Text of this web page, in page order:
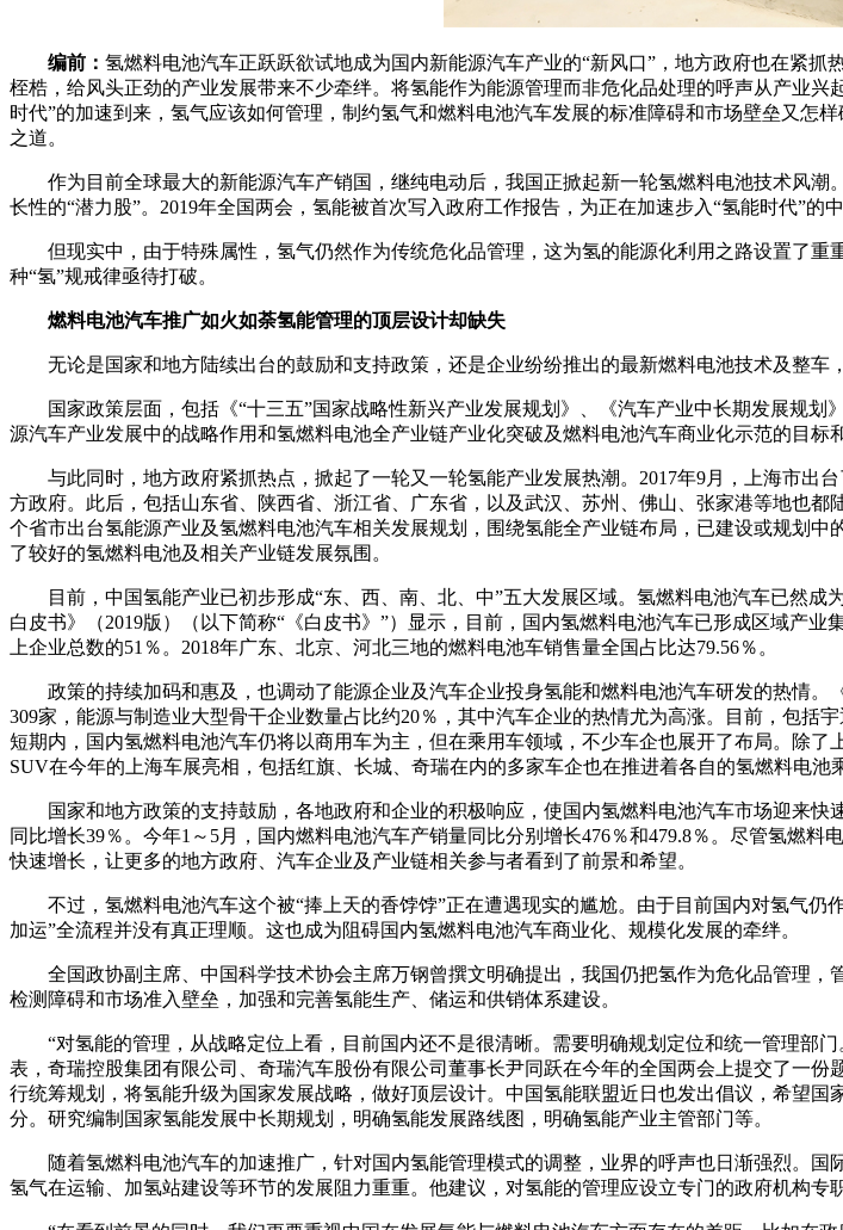
编前： 氢燃料电池汽车正跃跃欲试地成为国内新能源汽车产业的“新风口”，地方政府也在紧
桎梏，给风头正劲的产业发展带来不少牵绊。将氢能作为能源管理而非危化品处理的呼声从产业
时代”的加速到来，氢气应该如何管理，制约氢气和燃料电池汽车发展的标准障碍和市场壁垒又怎
之道。
作为目前全球最大的新能源汽车产销国，继纯电动后，我国正掀起新一轮氢燃料电池技术风
长性的“潜力股”。2019年全国两会，氢能被首次写入政府工作报告，为正在加速步入“氢能时代”的
但现实中，由于特殊属性，氢气仍然作为传统危化品管理，这为氢的能源化利用之路设置了
种“氢”规戒律亟待打破。
燃料电池汽车推广如火如荼氢能管理的顶层设计却缺失
无论是国家和地方陆续出台的鼓励和支持政策，还是企业纷纷推出的最新燃料电池技术及整车
国家政策层面，包括《“十三五”国家战略性新兴产业发展规划》、《汽车产业中长期发展规
源汽车产业发展中的战略作用和氢燃料电池全产业链产业化突破及燃料电池汽车商业化示范的目标
与此同时，地方政府紧抓热点，掀起了一轮又一轮氢能产业发展热潮。2017年9月，上海市
方政府。此后，包括山东省、陕西省、浙江省、广东省，以及武汉、苏州、佛山、张家港等地也
个省市出台氢能源产业及氢燃料电池汽车相关发展规划，围绕氢能全产业链布局，已建设或规划
了较好的氢燃料电池及相关产业链发展氛围。
目前，中国氢能产业已初步形成“东、西、南、北、中”五大发展区域。氢燃料电池汽车已然
白皮书》（2019版）（以下简称“《白皮书》”）显示，目前，国内氢燃料电池汽车已形成区域产
上企业总数的51％。2018年广东、北京、河北三地的燃料电池车销售量全国占比达79.56％。
政策的持续加码和惠及，也调动了能源企业及汽车企业投身氢能和燃料电池汽车研发的热情
309家，能源与制造业大型骨干企业数量占比约20％，其中汽车企业的热情尤为高涨。目前，包
短期内，国内氢燃料电池汽车仍将以商用车为主，但在乘用车领域，不少车企也展开了布局。除
SUV在今年的上海车展亮相，包括红旗、长城、奇瑞在内的多家车企也在推进着各自的氢燃料电池
国家和地方政策的支持鼓励，各地政府和企业的积极响应，使国内氢燃料电池汽车市场迎来
同比增长39％。今年1～5月，国内燃料电池汽车产销量同比分别增长476％和479.8％。尽管氢燃
快速增长，让更多的地方政府、汽车企业及产业链相关参与者看到了前景和希望。
不过，氢燃料电池汽车这个被“捧上天的香饽饽”正在遭遇现实的尴尬。由于目前国内对氢气
加运”全流程并没有真正理顺。这也成为阻碍国内氢燃料电池汽车商业化、规模化发展的牵绊。
全国政协副主席、中国科学技术协会主席万钢曾撰文明确提出，我国仍把氢作为危化品管理
检测障碍和市场准入壁垒，加强和完善氢能生产、储运和供销体系建设。
“对氢能的管理，从战略定位上看，目前国内还不是很清晰。需要明确规划定位和统一管理部
表，奇瑞控股集团有限公司、奇瑞汽车股份有限公司董事长尹同跃在今年的全国两会上提交了一
行统筹规划，将氢能升级为国家发展战略，做好顶层设计。中国氢能联盟近日也发出倡议，希望
分。研究编制国家氢能发展中长期规划，明确氢能发展路线图，明确氢能产业主管部门等。
随着氢燃料电池汽车的加速推广，针对国内氢能管理模式的调整，业界的呼声也日渐强烈。
氢气在运输、加氢站建设等环节的发展阻力重重。他建议，对氢能的管理应设立专门的政府机构